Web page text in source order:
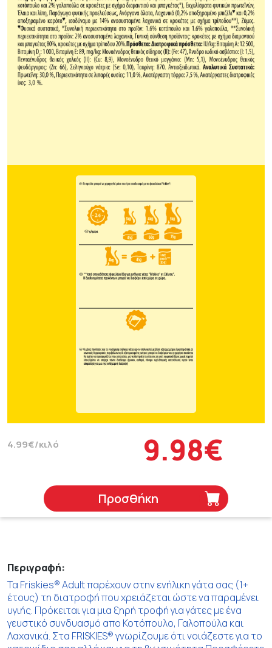
4.99€/κιλό 9.98€
Προσθήκη
Περιγραφή:
Τα Friskies® Adult παρέχουν στην ενήλικη γάτα σας (1+
έτους) τη διατροφή που χρειάζεται ώστε να παραμένει
υγιής. Πρόκειται για μια ξηρή τροφή για γάτες με ένα
γευστικό συνδυασμό απο Κοτόπουλο, Γαλοπούλα και
Λαχανικά. Στα FRISKIES® γνωρίζουμε ότι νοιάζεστε για το